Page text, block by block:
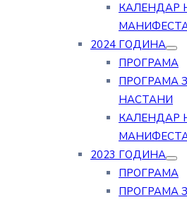
КАЛЕНДАР
2024 ГОДИНА
ПРОГРАМА
ПРОГРАМА
НАСТАНИ
КАЛЕНДАР
2023 ГОДИНА
ПРОГРАМА
ПРОГРАМА